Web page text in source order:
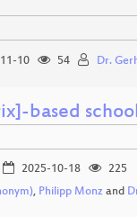
10 54 Dr.
based
2025-10-18
225
, Philipp Monz and